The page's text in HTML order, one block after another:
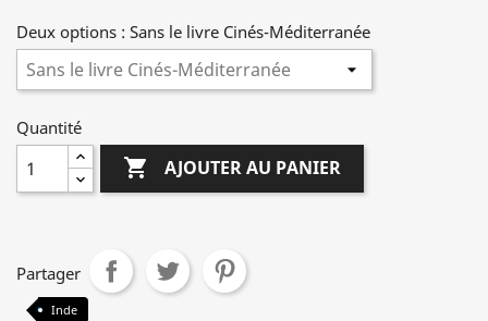
Deux options : Sans le livre Cinés-Méditerranée
Quantité
 AJOUTER AU PANIER
Partager
Inde